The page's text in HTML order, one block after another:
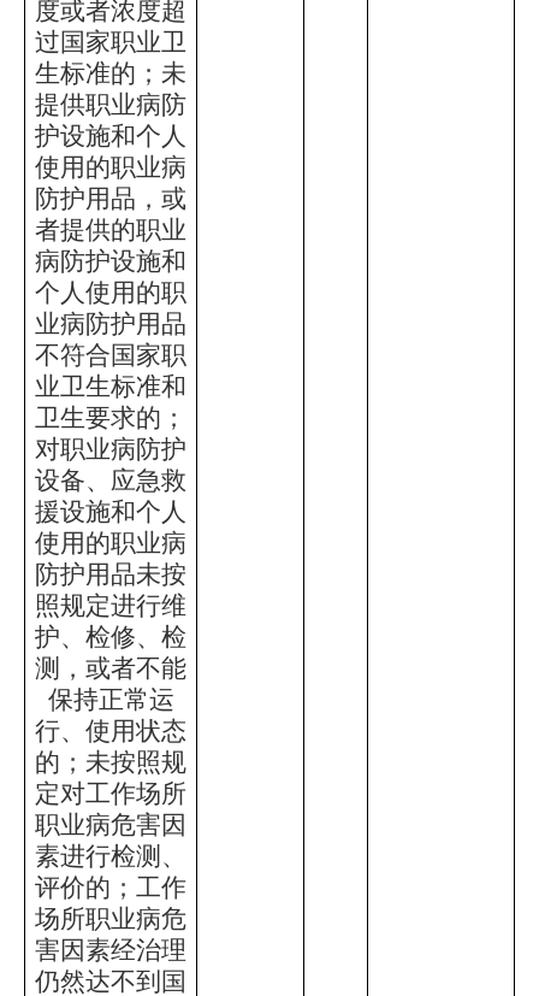
度或者浓度超
过国家职业卫
生标准的；未
提供职业病防
护设施和个人
使用的职业病
防护用品，或
者提供的职业
病防护设施和
个人使用的职
业病防护用品
不符合国家职
业卫生标准和
卫生要求的；
对职业病防护
设备、应急救
援设施和个人
使用的职业病
防护用品未按
照规定进行维
护、检修、检
测，或者不能
保持正常运
行、使用状态
的；未按照规
定对工作场所
职业病危害因
素进行检测、
评价的；工作
场所职业病危
害因素经治理
仍然达不到国